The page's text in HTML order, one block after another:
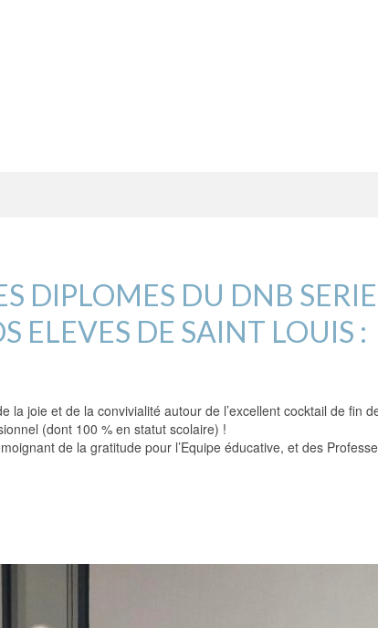
DIPLOMES DU DNB SERIE
ELEVES DE SAINT LOUIS :
joie et de la convivialité autour de l’excellent cocktail de fin
(dont 100 % en statut scolaire) !
de la gratitude pour l’Equipe éducative, et des